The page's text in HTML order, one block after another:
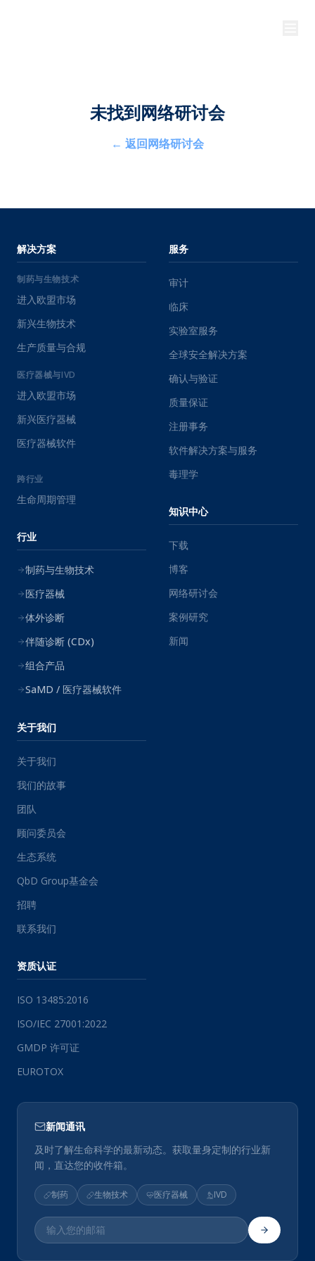
未找到网络研讨会
← 返回网络研讨会
解决方案
制药与生物技术
进入欧盟市场
新兴生物技术
生产质量与合规
医疗器械与IVD
进入欧盟市场
新兴医疗器械
医疗器械软件
跨行业
生命周期管理
行业
制药与生物技术
医疗器械
体外诊断
伴随诊断 (CDx)
组合产品
SaMD / 医疗器械软件
服务
审计
临床
实验室服务
全球安全解决方案
确认与验证
质量保证
注册事务
软件解决方案与服务
毒理学
知识中心
下载
博客
网络研讨会
案例研究
新闻
关于我们
关于我们
我们的故事
团队
顾问委员会
生态系统
QbD Group基金会
招聘
联系我们
资质认证
ISO 13485:2016
ISO/IEC 27001:2022
GMDP 许可证
EUROTOX
新闻通讯
及时了解生命科学的最新动态。获取量身定制的行业新
闻，直达您的收件箱。
制药 生物技术 医疗器械 IVD